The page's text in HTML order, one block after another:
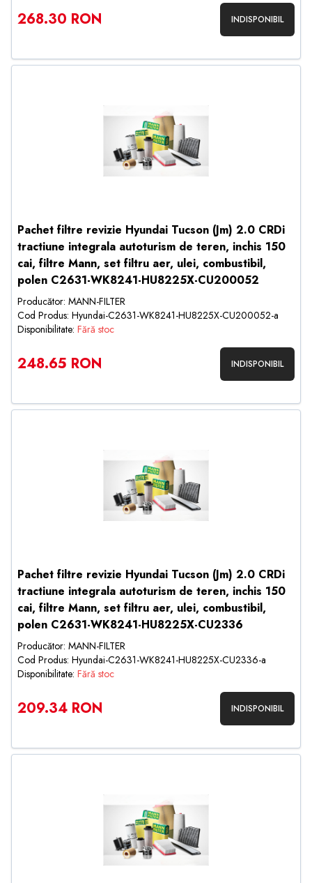
268.30 RON INDISPONIBIL
Pachet filtre revizie Hyundai Tucson (Jm) 2.0 CRDi
tractiune integrala autoturism de teren, inchis 150
cai, filtre Mann, set filtru aer, ulei, combustibil,
polen C2631-WK8241-HU8225X-CU200052
Producător: MANN-FILTER
Cod Produs: Hyundai-C2631-WK8241-HU8225X-CU200052-a
Disponibilitate: Fără stoc
248.65 RON INDISPONIBIL
Pachet filtre revizie Hyundai Tucson (Jm) 2.0 CRDi
tractiune integrala autoturism de teren, inchis 150
cai, filtre Mann, set filtru aer, ulei, combustibil,
polen C2631-WK8241-HU8225X-CU2336
Producător: MANN-FILTER
Cod Produs: Hyundai-C2631-WK8241-HU8225X-CU2336-a
Disponibilitate: Fără stoc
209.34 RON INDISPONIBIL